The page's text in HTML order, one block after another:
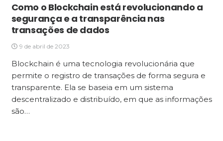
Como o Blockchain está revolucionando a
segurança e a transparência nas
transações de dados
9 de abril de 2023
Blockchain é uma tecnologia revolucionária que
permite o registro de transações de forma segura e
transparente. Ela se baseia em um sistema
descentralizado e distribuído, em que as informações
são…